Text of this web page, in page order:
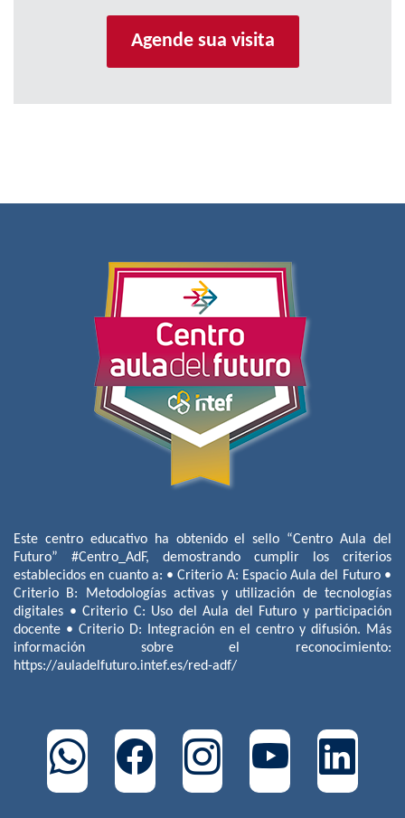
Agende sua visita
Este centro educativo ha obtenido el sello “Centro Aula del
Futuro” #Centro_AdF, demostrando cumplir los criterios
establecidos en cuanto a: • Criterio A: Espacio Aula del Futuro •
Criterio B: Metodologías activas y utilización de tecnologías
digitales • Criterio C: Uso del Aula del Futuro y participación
docente • Criterio D: Integración en el centro y difusión. Más
información sobre el reconocimiento:
https://auladelfuturo.intef.es/red-adf/